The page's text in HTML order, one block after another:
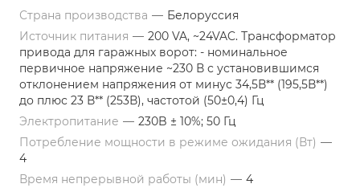
Страна производства — Белоруссия
Источник питания — 200 VA, ~24VAC. Трансформатор
привода для гаражных ворот: - номинальное
первичное напряжение ~230 В с установившимся
отклонением напряжения от минус 34,5В** (195,5В**)
до плюс 23 В** (253В), частотой (50±0,4) Гц
Электропитание — 230B ± 10%; 50 Гц
Потребление мощности в режиме ожидания (Вт) —
4
Время непрерывной работы (мин) — 4